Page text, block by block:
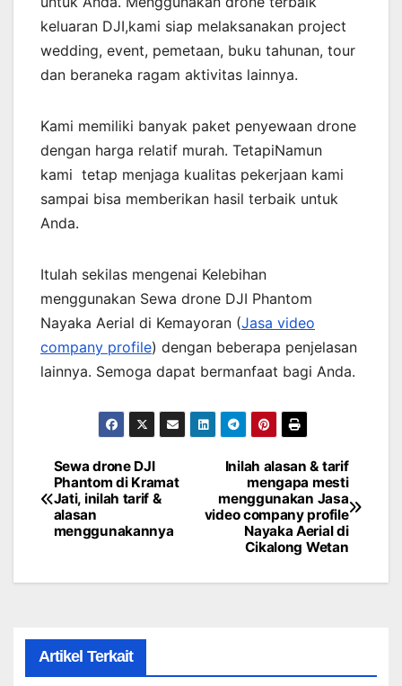
keluaran DJI,kami siap melaksanakan project
wedding, event, pemetaan, buku tahunan, tour
dan beraneka ragam aktivitas lainnya.
Kami memiliki banyak paket penyewaan drone
dengan harga relatif murah. TetapiNamun
kami tetap menjaga kualitas pekerjaan kami
sampai bisa memberikan hasil terbaik untuk
Anda.
Itulah sekilas mengenai Kelebihan
menggunakan Sewa drone DJI Phantom
Nayaka Aerial di Kemayoran (Jasa video
company profile) dengan beberapa penjelasan
lainnya. Semoga dapat bermanfaat bagi Anda.
Post
navigation
Inilah alasan & tarif
mengapa mesti
menggunakan Jasa
video company profile
Nayaka Aerial di
Cikalong Wetan
Sewa drone DJI
Phantom di Kramat
Jati, inilah tarif &
alasan
menggunakannya
Artikel Terkait